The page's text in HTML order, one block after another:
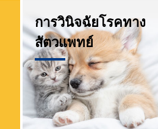
การวินิจฉัยโรคทาง
สัตวแพทย์